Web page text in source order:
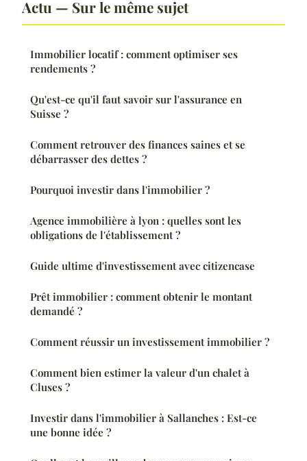
Actu — Sur le même sujet
Immobilier locatif : comment optimiser ses
rendements ?
Qu'est-ce qu'il faut savoir sur l'assurance en
Suisse ?
Comment retrouver des finances saines et se
débarrasser des dettes ?
Pourquoi investir dans l'immobilier ?
Agence immobilière à lyon : quelles sont les
obligations de l'établissement ?
Guide ultime d'investissement avec citizencase
Prêt immobilier : comment obtenir le montant
demandé ?
Comment réussir un investissement immobilier ?
Comment bien estimer la valeur d'un chalet à
Cluses ?
Investir dans l'immobilier à Sallanches : Est-ce
une bonne idée ?